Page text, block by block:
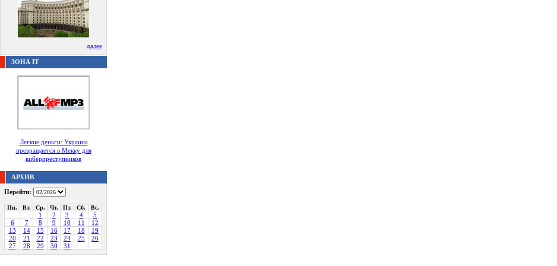
далее
ЗОНА IT
Легкие деньги: Украина
превращается в Мекку для
киберпреступников
АРХИВ
Перейти:
Пн. Вт. Ср. Чт. Пт. Сб. Вс.
1 2 3 4
5
6
7 8 9 10 11
12
13
14 15 16 17 18
19
20
21 22 23 24 25
26
27
28 29 30 31